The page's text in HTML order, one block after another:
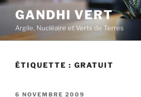
Aller
contenu
principal
GANDHI VERT
Argile, Nucléaire et Verts de Terres
ÉTIQUETTE : GRATUIT
PUBLIÉ
6 NOVEMBRE 2009